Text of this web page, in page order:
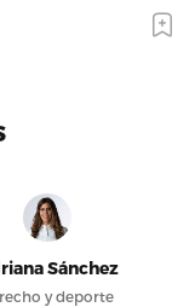
Sánchez
y deporte